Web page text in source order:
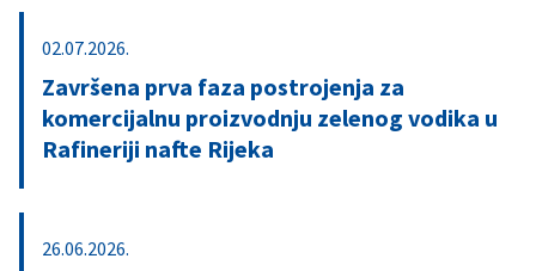
02.07.2026.
Završena prva faza postrojenja za
komercijalnu proizvodnju zelenog vodika u
Rafineriji nafte Rijeka
26.06.2026.